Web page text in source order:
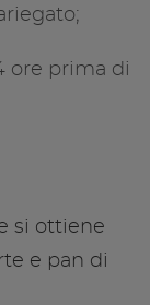
ore prima di
si ottiene
e pan di